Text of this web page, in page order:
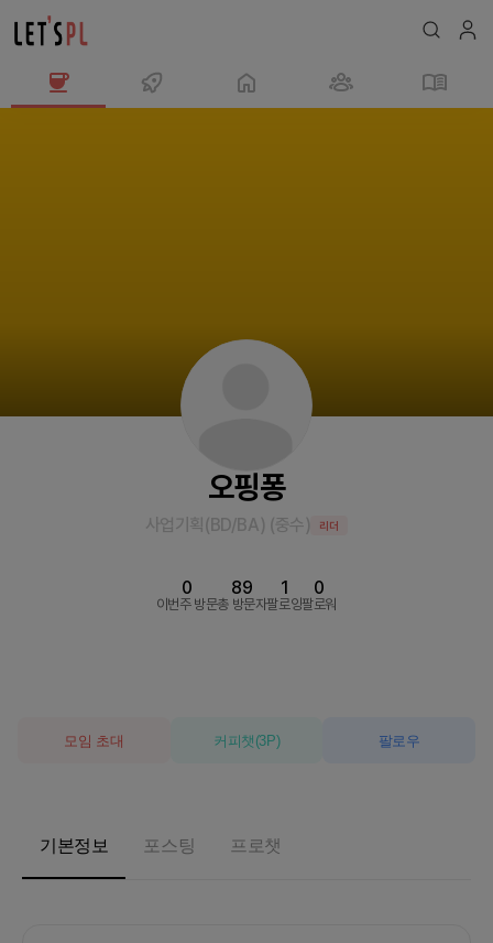
오핑퐁
사업기획(BD/BA) (중수) 리더
이번주 방문
0
총 방문자
89
팔로잉
1
팔로워
0
모임 초대 커피챗 (3P) 팔로우
기본정보 포스팅 프로챗